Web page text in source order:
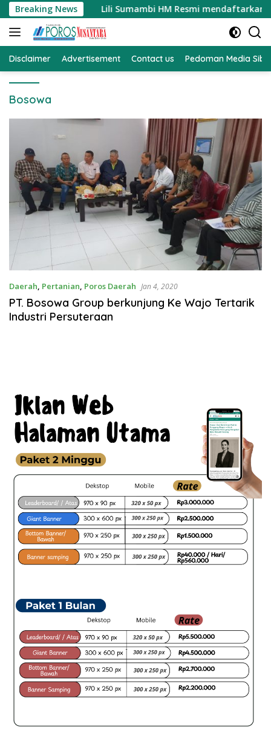
Langsung
ke
konten
Breaking NewsLili Sumambi HM Resmi mendaftarkan diri
Disclaimer Advertisement Contact us Pedoman Media
Bosowa
Daerah, Pertanian, Poros Daerah Jan 4, 2020
PT. Bosowa Group berkunjung Ke Wajo Tertarik
Industri Persuteraan